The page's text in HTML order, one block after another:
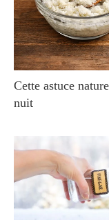
Cette astuce
nuit